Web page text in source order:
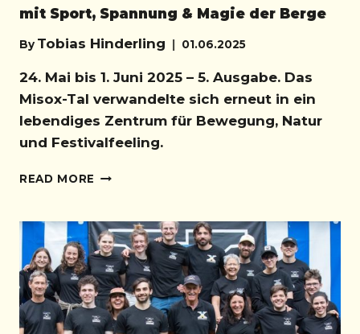
mit Sport, Spannung & Magie der Berge
By Tobias Hinderling 01.06.2025
24. Mai bis 1. Juni 2025 – 5. Ausgabe. Das
Misox-Tal verwandelte sich erneut in ein
lebendiges Zentrum für Bewegung, Natur
und Festivalfeeling.
READ MORE MISOXPERIENCE
OUTDOOR-
FESTIVAL
MIT
SPORT,
SPANNUNG
&
MAGIE